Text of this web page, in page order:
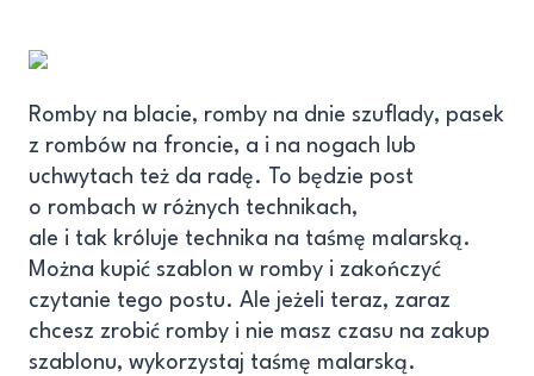
Romby na blacie, romby na dnie szuflady, pasek
z rombów na froncie, a i na nogach lub
uchwytach też da radę. To będzie post
o rombach w różnych technikach,
ale i tak króluje technika na taśmę malarską.
Można kupić szablon w romby i zakończyć
czytanie tego postu. Ale jeżeli teraz, zaraz
chcesz zrobić romby i nie masz czasu na zakup
szablonu, wykorzystaj taśmę malarską.